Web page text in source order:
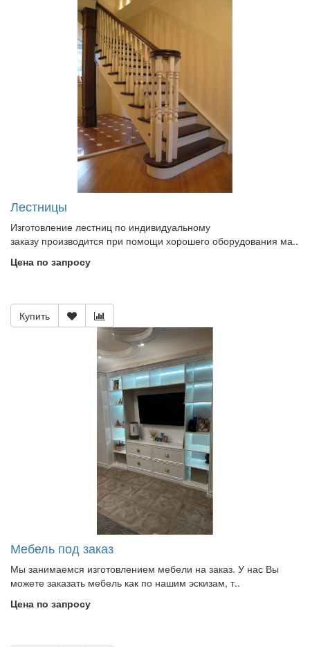
Лестницы
Изготовление лестниц по индивидуальному
заказу производится при помощи хорошего оборудования ма..
Цена по запросу
Купить
Мебель под заказ
Мы занимаемся изготовлением мебели на заказ. У нас Вы
можете заказать мебель как по нашим эскизам, т..
Цена по запросу